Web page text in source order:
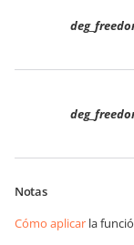
Notas
Cómo aplicar la